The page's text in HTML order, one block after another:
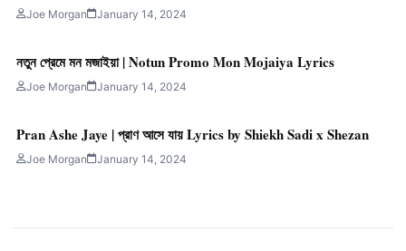
Joe Morgan January 14, 2024
নতুন প্রেমে মন মজাইয়া | Notun Promo Mon Mojaiya Lyrics
Joe Morgan January 14, 2024
Pran Ashe Jaye | প্রাণ আসে যায় Lyrics by Shiekh Sadi x Shezan
Joe Morgan January 14, 2024